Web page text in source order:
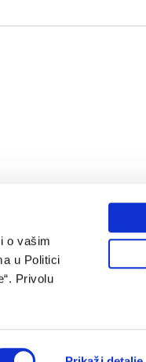
o vašim
u Politici
Privolu